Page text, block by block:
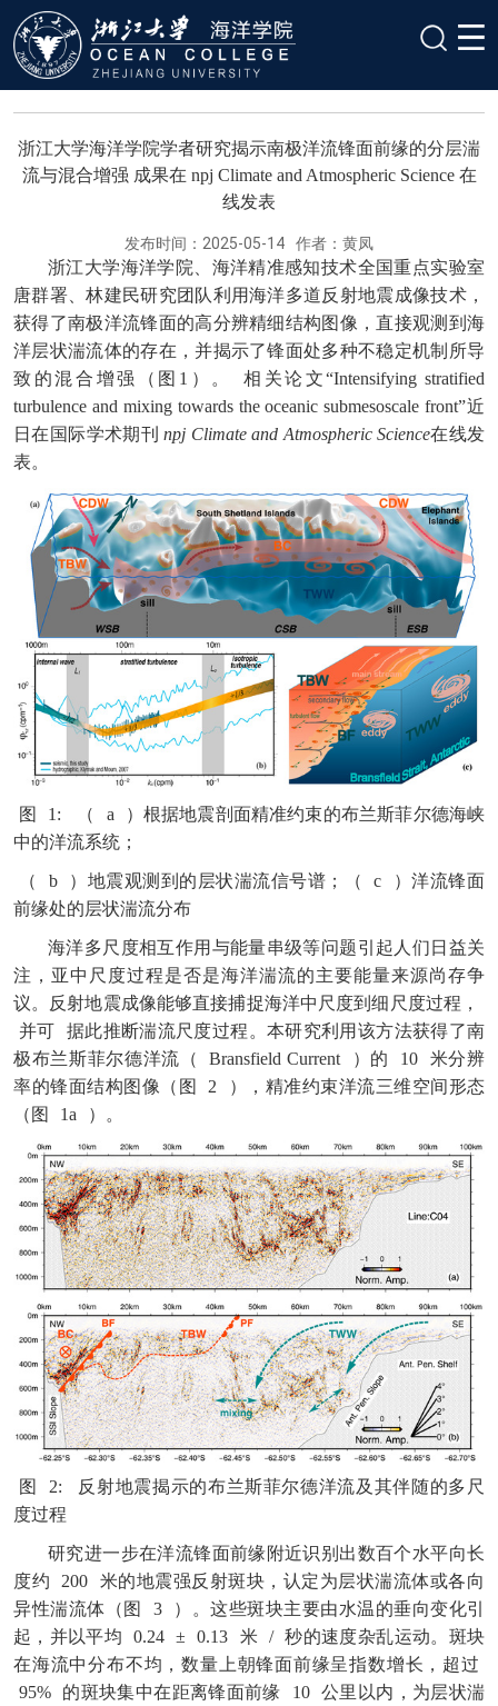
浙江大学海洋学院学者研究揭示南极洋流锋面前缘的分层湍
流与混合增强 成果在 npj Climate and Atmospheric Science 在
线发表
发布时间：2025-05-14 作者：黄凤
浙江大学海洋学院、海洋精准感知技术全国重点实验室
唐群署、林建民研究团队利用海洋多道反射地震成像技术，
获得了南极洋流锋面的高分辨精细结构图像，直接观测到海
洋层状湍流体的存在，并揭示了锋面处多种不稳定机制所导
致的混合增强（图1）。
相关论文“Intensifying stratified
turbulence and mixing towards the oceanic submesoscale front”近
日在国际学术期刊npj Climate and Atmospheric Science在线发
表。
图 1: （ a
）根据地震剖面精准约束的布兰斯菲尔德海峡
中的洋流系统；
（ b ）地震观测到的层状湍流信号谱；（ c
）洋流锋面
前缘处的层状湍流分布
海洋多尺度相互作用与能量串级等问题引起人们日益关
注，亚中尺度过程是否是海洋湍流的主要能量来源尚存争
议。反射地震成像能够直接捕捉海洋中尺度到细尺度过程，
并可
据此推断湍流尺度过程。本研究利用该方法获得了南
极布兰斯菲尔德洋流（
Bransfield Current ）的 10
米分辨
率的锋面结构图像（图
2
），精准约束洋流三维空间形态
（图
1a ）。
图 2:
反射地震揭示的布兰斯菲尔德洋流及其伴随的多尺
度过程
研究进一步在洋流锋面前缘附近识别出数百个水平向长
度约
200
米的地震强反射斑块，认定为层状湍流体或各向
异性湍流体（图
3
）。这些斑块主要由水温的垂向变化引
起，并以平均
0.24 ± 0.13 米 / 秒的速度杂乱运动。斑块
在海流中分布不均，数量上朝锋面前缘呈指数增长，超过
95%
的斑块集中在距离锋面前缘 10
公里以内，为层状湍